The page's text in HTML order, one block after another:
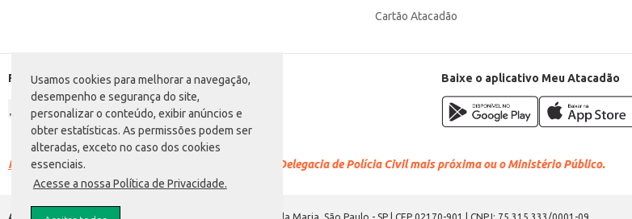
Usamos cookies para melhorar a navegação,
desempenho e segurança do site,
personalizar o conteúdo, exibir anúncios e
obter estatísticas. As permissões podem ser
alteradas, exceto no caso dos cookies
essenciais.
Acesse a nossa Política de Privacidade.
Cartão Atacadão
Formas de pagamento Baixe o aplicativo Meu Atacadão
Racismo é crime. Denuncie. Disque 100 ou procure a Delegacia de Polícia Civil mais próxima ou o Ministério Público.